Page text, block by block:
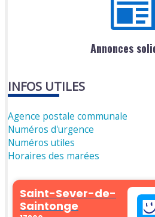
Annonces
INFOS UTILES
Agence postale communale
Numéros d'urgence
Numéros utiles
Horaires des marées